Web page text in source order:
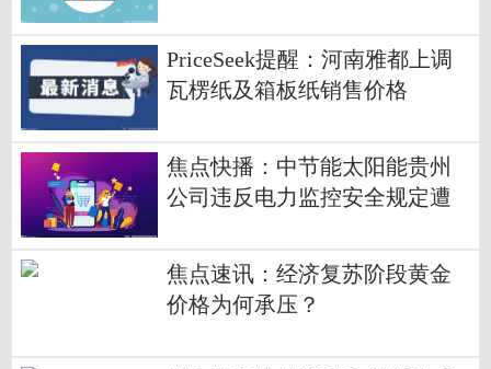
PriceSeek提醒：河南雅都上调
瓦楞纸及箱板纸销售价格
焦点快播：中节能太阳能贵州
公司违反电力监控安全规定遭
焦点速讯：经济复苏阶段黄金
价格为何承压？